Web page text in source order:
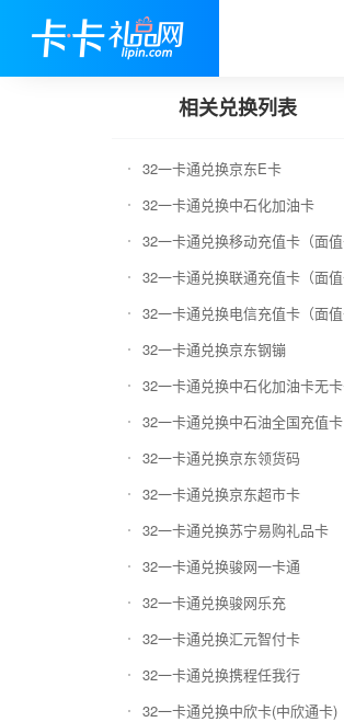
相关兑换列表
32一卡通兑换京东E卡
32一卡通兑换中石化加油卡
32一卡通兑换京东钢镚
32一卡通兑换中石油全国充值卡
32一卡通兑换京东领货码
32一卡通兑换京东超市卡
32一卡通兑换苏宁易购礼品卡
32一卡通兑换骏网一卡通
32一卡通兑换骏网乐充
32一卡通兑换汇元智付卡
32一卡通兑换携程任我行
32一卡通兑换中欣卡(中欣通卡)